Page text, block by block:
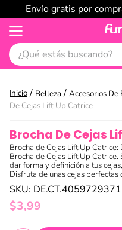
Envío gratis por
¿Qué estás buscando?
Belleza Accesorios De
De Cejas Lift Up Catrice
Brocha De Cejas
Brocha de Cejas Lift Up Catrice:
Brocha de Cejas Lift Up
dar forma y definición a tus
Disfruta de unas cejas
SKU:
$3,99